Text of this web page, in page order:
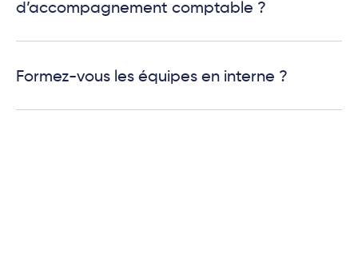
d’accompagnement comptable ?
Formez-vous les équipes en interne ?